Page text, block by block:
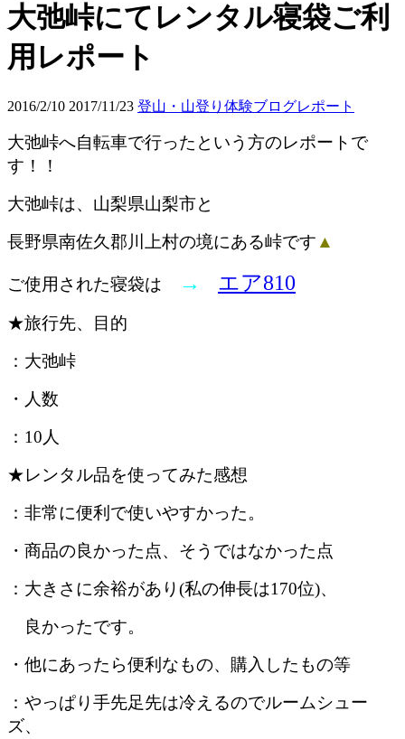
大弛峠にてレンタル寝袋ご利
用レポート
2016/2/10 2017/11/23 登山・山登り体験ブログレポート
大弛峠へ自転車で行ったという方のレポートで
す！！
大弛峠は、山梨県山梨市と
長野県南佐久郡川上村の境にある峠です ▲
ご使用された寝袋は → エア810
★旅行先、目的
：大弛峠
・人数
：10人
★レンタル品を使ってみた感想
：非常に便利で使いやすかった。
・商品の良かった点、そうではなかった点
：大きさに余裕があり(私の伸長は170位)、
良かったです。
・他にあったら便利なもの、購入したもの等
：やっぱり手先足先は冷えるのでルームシュー
ズ、